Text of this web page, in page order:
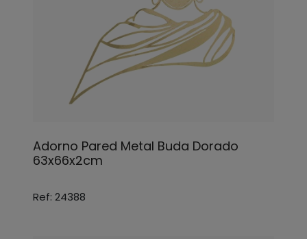
Adorno Pared Metal Buda Dorado
63x66x2cm
Ref: 24388